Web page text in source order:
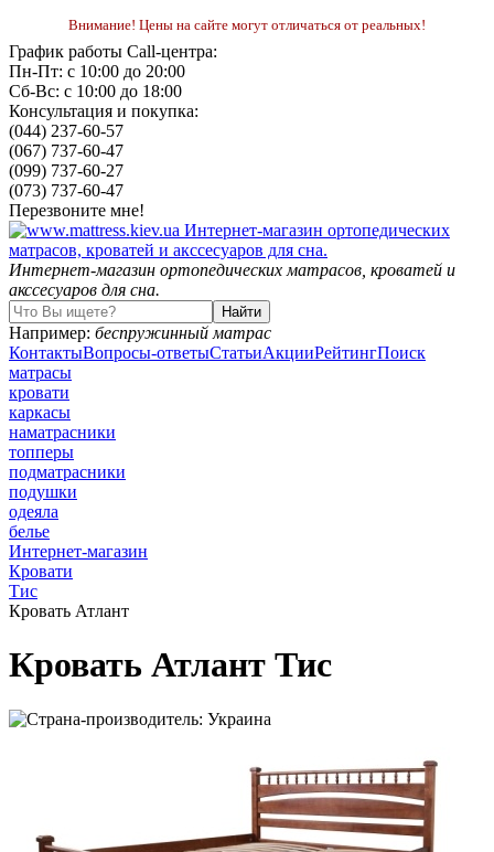
Внимание! Цены на сайте могут отличаться от реальных!
График работы Call-центра:
Пн-Пт: с 10:00 до 20:00
Сб-Вс: с 10:00 до 18:00
Консультация и покупка:
(044) 237-60-57
(067) 737-60-47
(099) 737-60-27
(073) 737-60-47
Перезвоните мне!
Интернет-магазин ортопедических матрасов, кроватей и
акссесуаров для сна.
Например: беспружинный матрас
КонтактыВопросы-ответыСтатьиАкцииРейтингПоиск
матрасы
кровати
каркасы
наматрасники
топперы
подматрасники
подушки
одеяла
белье
Интернет-магазин
Кровати
Тис
Кровать Атлант
Кровать Атлант Тис